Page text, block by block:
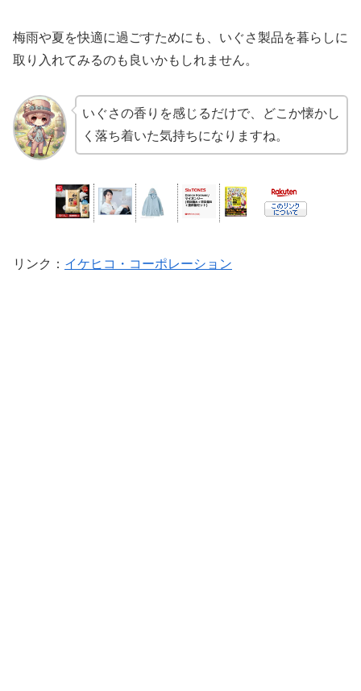
梅雨や夏を快適に過ごすためにも、いぐさ製品を暮らしに
取り入れてみるのも良いかもしれません。
いぐさの香りを感じるだけで、どこか懐かし
く落ち着いた気持ちになりますね。
リンク ： イケヒコ・コーポレーション